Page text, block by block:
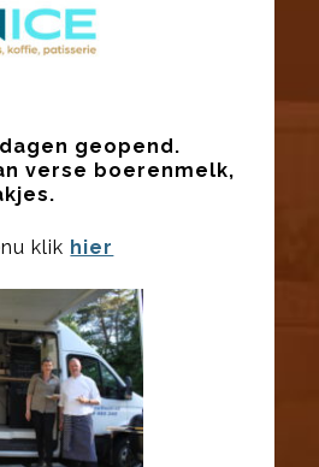
geopend.
verse boerenmelk,
klik hier